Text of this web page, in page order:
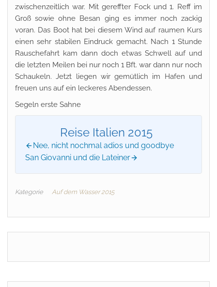
zwischenzeitlich war. Mit gereffter Fock und 1. Reff im
Groß sowie ohne Besan ging es immer noch zackig
voran. Das Boot hat bei diesem Wind auf raumen Kurs
einen sehr stabilen Eindruck gemacht. Nach 1 Stunde
Rauschefahrt kam dann doch etwas Schwell auf und
die letzten Meilen bei nur noch 1 Bft. war dann nur noch
Schaukeln. Jetzt liegen wir gemütlich im Hafen und
freuen uns auf ein leckeres Abendessen.
Segeln erste Sahne
Reise Italien 2015
Nee, nicht nochmal adios und goodbye
San Giovanni und die Lateiner
Kategorie Auf dem Wasser 2015